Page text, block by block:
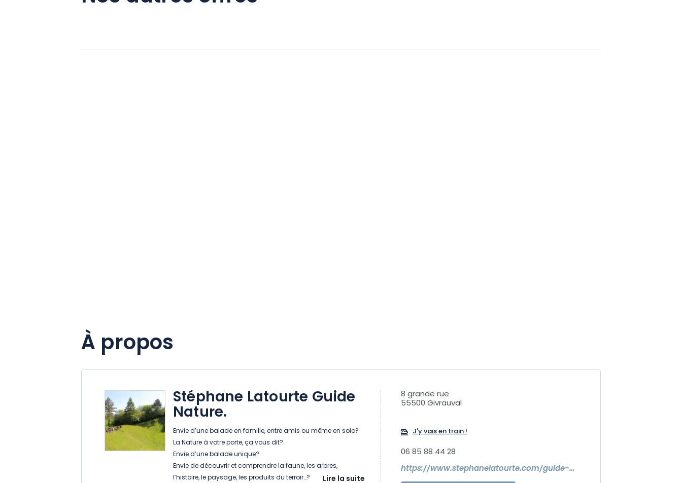
À propos
Stéphane Latourte Guide
Nature.
Envie d’une balade en famille, entre amis ou même en solo?
La Nature à votre porte, ça vous dit?
Envie d’une balade unique?
Envie de découvrir et comprendre la faune, les arbres,
l’histoire, le paysage, les produits du terroir…?
Lire la suite
8 grande rue
55500 Givrauval
J'y vais en train !
06 85 88 44 28
https://www.stephanelatourte.com/guide-nature